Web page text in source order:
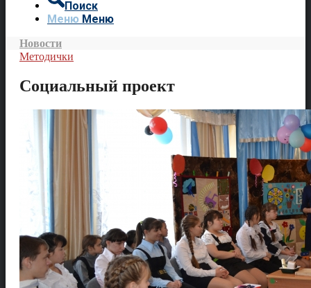
Поиск
Меню Меню
Новости
Методички
Социальный проект